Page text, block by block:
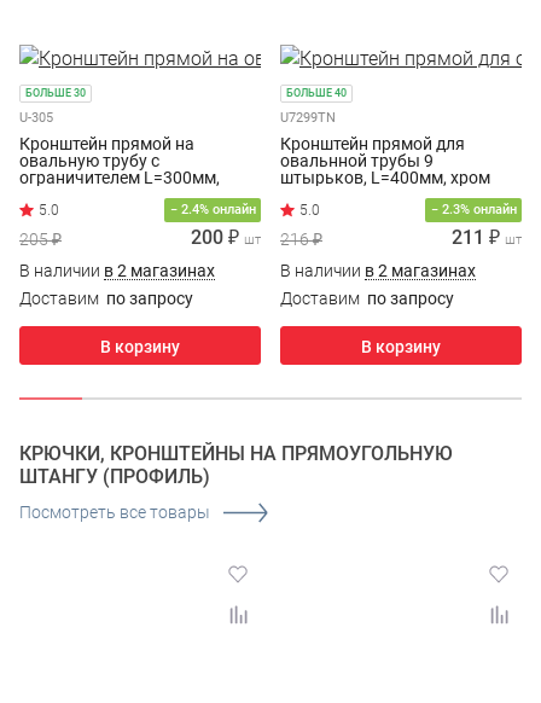
БОЛЬШЕ 30
U-305
Кронштейн прямой на
овальную трубу с
ограничителем L=300мм,
− 2.4% онлайн
205 ₽ 200 ₽ шт
В наличии в 2 магазинах
Доставим по запросу
В корзину
БОЛЬШЕ 40
U7299TN
Кронштейн прямой для
овальнной трубы 9
штырьков, L=400мм, хром
− 2.3% онлайн
216 ₽ 211 ₽ шт
В наличии в 2 магазинах
Доставим по запросу
В корзину
КРЮЧКИ, КРОНШТЕЙНЫ НА ПРЯМОУГОЛЬНУЮ
ШТАНГУ (ПРОФИЛЬ)
Посмотреть все товары